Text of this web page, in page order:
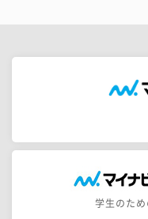
学生のた